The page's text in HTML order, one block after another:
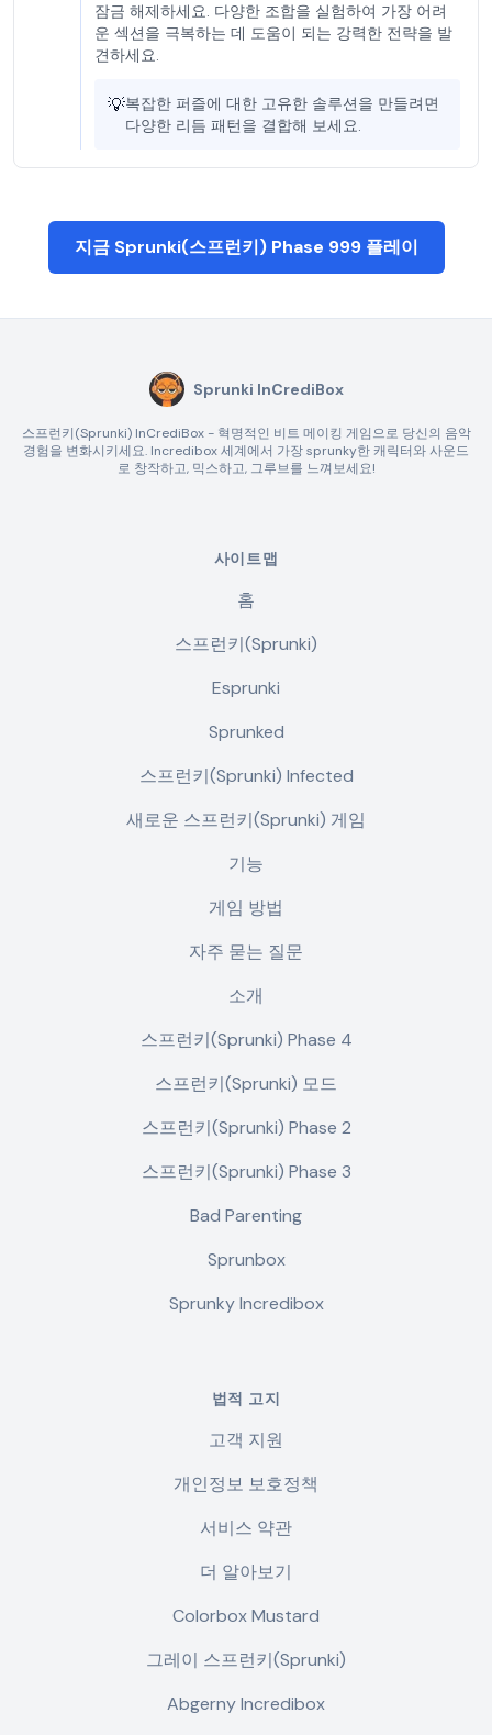
잠금 해제하세요. 다양한 조합을 실험하여 가장 어려
운 섹션을 극복하는 데 도움이 되는 강력한 전략을 발
견하세요.
💡복잡한 퍼즐에 대한 고유한 솔루션을 만들려면
다양한 리듬 패턴을 결합해 보세요.
지금 Sprunki(스프런키) Phase 999 플레이
Sprunki InCrediBox
스프런키(Sprunki) InCrediBox - 혁명적인 비트 메이킹 게임으로 당신의 음악
경험을 변화시키세요. Incredibox 세계에서 가장 sprunky한 캐릭터와 사운드
로 창작하고, 믹스하고, 그루브를 느껴보세요!
사이트맵
홈
스프런키(Sprunki)
Esprunki
Sprunked
스프런키(Sprunki) Infected
새로운 스프런키(Sprunki) 게임
기능
게임 방법
자주 묻는 질문
소개
스프런키(Sprunki) Phase 4
스프런키(Sprunki) 모드
스프런키(Sprunki) Phase 2
스프런키(Sprunki) Phase 3
Bad Parenting
Sprunbox
Sprunky Incredibox
법적 고지
고객 지원
개인정보 보호정책
서비스 약관
더 알아보기
Colorbox Mustard
그레이 스프런키(Sprunki)
Abgerny Incredibox